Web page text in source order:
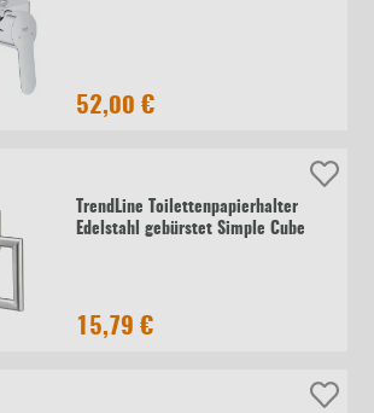
52,00 €
TrendLine Toilettenpapierhalter
Edelstahl gebürstet Simple Cube
15,79 €